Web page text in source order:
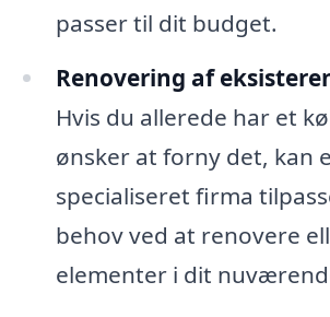
passer til dit budget.
Renovering af
Hvis du allerede har et
ønsker at forny det, kan
specialiseret firma
behov ved at renovere
elementer i dit